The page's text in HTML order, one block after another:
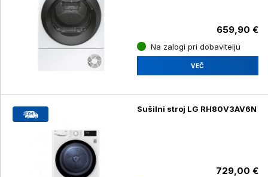
659,90 €
Na zalogi pri dobavitelju
VEČ
Sušilni stroj LG RH80V3AV6N
729,00 €